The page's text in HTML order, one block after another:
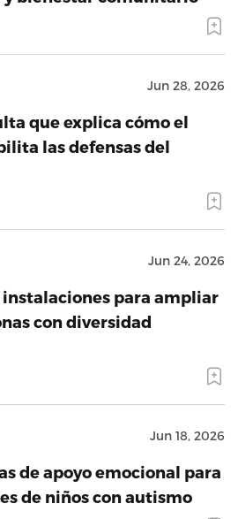
Jun 28, 2026
que explica cómo el
las defensas del
Jun 24, 2026
instalaciones para ampliar
con diversidad
Jun 18, 2026
de apoyo emocional para
de niños con autismo